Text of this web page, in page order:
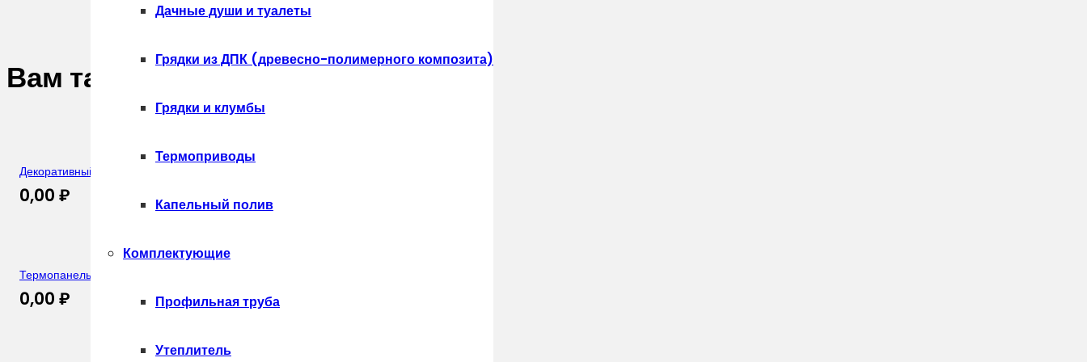
Дачные души и туалеты
Грядки из ДПК (древесно-полимерного композита)
Грядки и клумбы
Термоприводы
Капельный полив
Комплектующие
Профильная труба
Утеплитель
Вам также может понравиться
Декоративный кирпич «КЛИНКЕР СТОУН» Фактура: Прусский кирпич Цвет: Жёлтый
0,00 ₽
Термопанель «ФАВОРИТ ФАСАД» Фактура: Старорусский кирпич Цвет: Чёрный
0,00 ₽